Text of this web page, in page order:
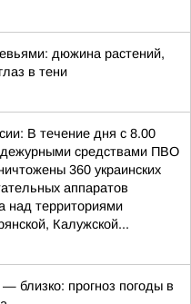
дюжина растений,
в тени
В течение дня с 8.00
дежурными средствами ПВО
360 украинских
аппаратов
над территориями
Калужской...
близко: прогноз погоды в